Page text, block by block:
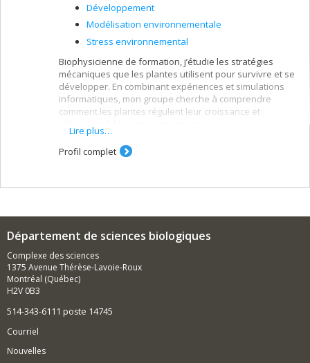
Développement
Modélisation environnementale
Stress environnemental
Biophysicienne de formation, j’étudie les stratégies
mécaniques que les plantes utilisent pour survivre et se
développer. En combinant expériences et simulations
informatiques, mon groupe cherche à comprendre
comment les plantes régulent leur croissance et
Lire plus…
Profil complet
Département de sciences biologiques
Complexe des sciences
1375 Avenue Thérèse-Lavoie-Roux
Montréal (Québec)
H2V 0B3
514-343-6111 poste 14745
Courriel
Nouvelles